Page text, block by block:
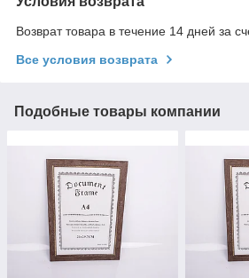
Возврат товара в течение 14 дней за
Все условия возврата
Подобные товары компании